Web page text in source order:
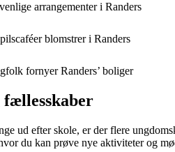
arrangementer i Randers
blomstrer i Randers
fornyer Randers’ boliger
fællesskaber
ud efter skole, er der flere
du kan prøve nye aktiviteter og